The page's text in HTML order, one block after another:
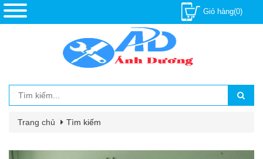
Giỏ hàng(0)
Trang chủ Tìm kiếm